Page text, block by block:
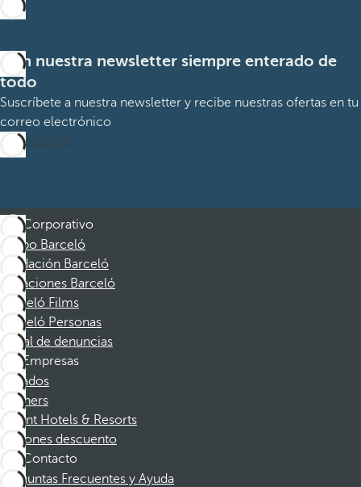
Con nuestra newsletter siempre enterado de
todo
Suscríbete a nuestra newsletter y recibe nuestras ofertas en tu
correo electrónico
Suscribirme
Corporativo
Grupo Barceló
Fundación Barceló
Vacaciones Barceló
Barceló Films
Barceló Personas
Canal de denuncias
Empresas
Afiliados
Partners
Dorint Hotels & Resorts
Cupones descuento
Contacto
Preguntas Frecuentes y Ayuda